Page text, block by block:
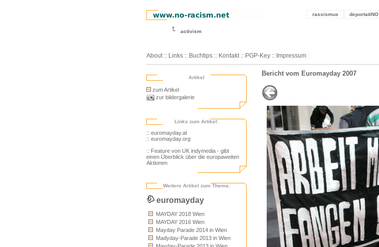
rassismus deportatiNO
activism
About :: Links :: Buchtips :: Kontakt :: PGP-Key :: Impressum
Artikel
zum Artikel
zur bildergalerie
Links zum Artikel:
:: euromayday.at
:: euromayday.org
:: Feature von UK indymedia - gibt
einen Überblick über die europaweiten
Aktionen
Weitere Artikel zum Thema:
euromayday
MAYDAY 2018 Wien
MAYDAY 2016 Wien
Mayday Parade 2014 in Wien
Madyday-Parade 2013 in Wien
Bericht vom Euromayday 2007